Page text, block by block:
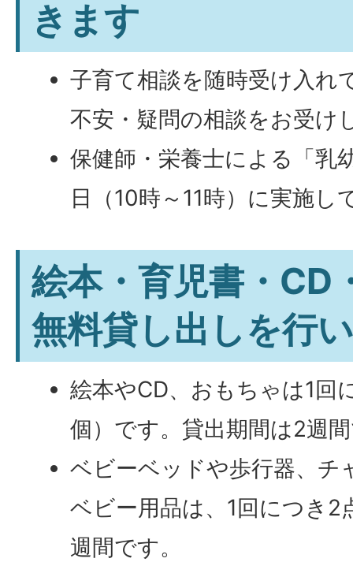
きます
子育て相談を随時受け入れ
不安・疑問の相談をお受け
保健師・栄養士による「乳
日（10時～11時）に実施し
絵本・育児書・CD
無料貸し出しを行
絵本やCD、おもちゃは1回
個）です。貸出期間は2週
ベビーベッドや歩行器、チ
ベビー用品は、1回につき2
週間です。